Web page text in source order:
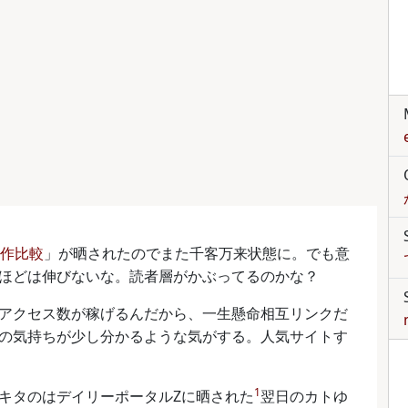
比較 」が晒されたのでまた千客万来状態に。でも意
どは伸びないな。読者層がかぶってるのかな？
クセス数が稼げるんだから、一生懸命相互リンクだ
気持ちが少し分かるような気がする。人気サイトす
タのはデイリーポータルZに晒された1翌日のカトゆ